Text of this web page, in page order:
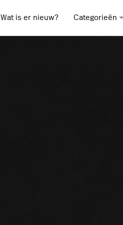
Wat is er nieuw? Categorieën